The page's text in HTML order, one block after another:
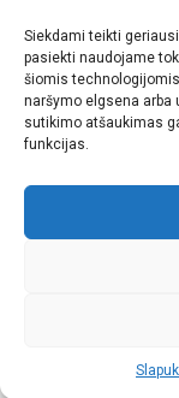
Siekdami teikti
pasiekti naudojame
šiomis
naršymo elgsena arba
sutikimo atšaukimas
funkcijas.
Tel.: +370 657 81065